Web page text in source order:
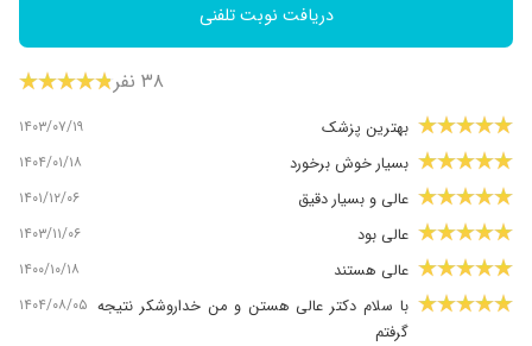
دریافت نوبت تلفنی
۳۸ نفر
بهترین پزشک ۱۴۰۳/۰۷/۱۹
بسیار خوش برخورد ۱۴۰۴/۰۱/۱۸
عالی و بسیار دقیق ۱۴۰۱/۱۲/۰۶
عالی بود ۱۴۰۳/۱۱/۰۶
عالی هستند ۱۴۰۰/۱۰/۱۸
با سلام دکتر عالی هستن و من خداروشکر نتیجه
گرفتم
۱۴۰۴/۰۸/۰۵